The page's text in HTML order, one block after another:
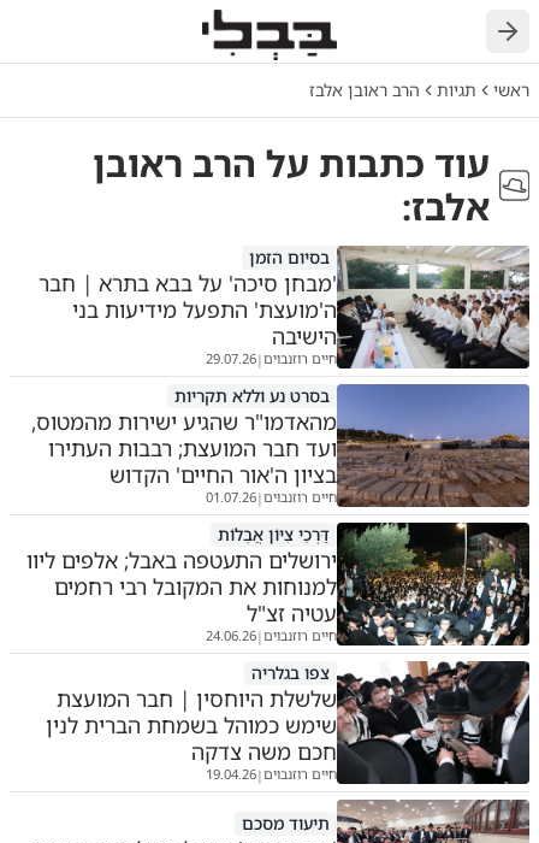
חזרה
ראשי תגיות הרב ראובן אלבז
עוד כתבות על הרב ראובן
אלבז:
בסיום הזמן
'מבחן סיכה' על בבא בתרא | חבר
ה'מועצת' התפעל מידיעות בני
הישיבה
חיים רוזנבוים|
29.07.26
בסרט נע וללא תקריות
מהאדמו"ר שהגיע ישירות מהמטוס,
ועד חבר המועצת; רבבות העתירו
בציון ה'אור החיים' הקדוש
חיים רוזנבוים|
01.07.26
דַּרְכֵי צִיּוֹן אֲבֵלוֹת
ירושלים התעטפה באבל; אלפים ליוו
למנוחות את המקובל רבי רחמים
עטיה זצ"ל
חיים רוזנבוים|
24.06.26
צפו בגלריה
שלשלת היוחסין | חבר המועצת
שימש כמוהל בשמחת הברית לנין
חכם משה צדקה
חיים רוזנבוים|
19.04.26
תיעוד מסכם